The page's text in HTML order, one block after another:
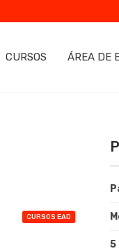
CURSOS ÁREA DE
CURSOS EAD
5